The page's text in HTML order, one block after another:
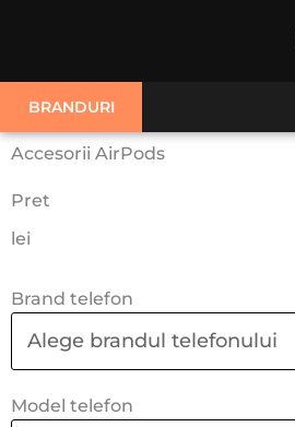
BRANDURI
Accesorii AirPods
Pret
lei
Brand telefon
Model telefon